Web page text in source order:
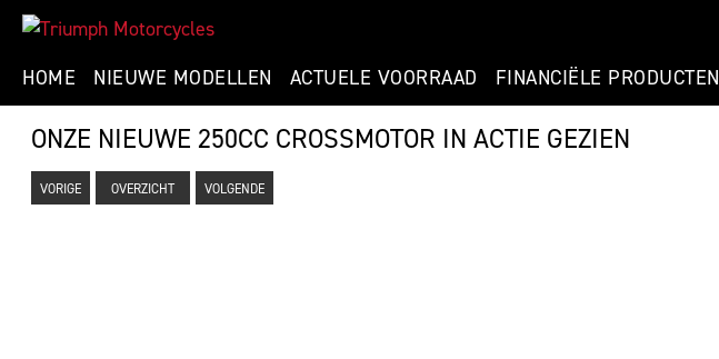
HOME NIEUWE MODELLEN ACTUELE VOORRAAD FINANCIËLE PRODUCTEN
ONZE NIEUWE 250CC CROSSMOTOR IN ACTIE GEZIEN
VORIGE OVERZICHT VOLGENDE